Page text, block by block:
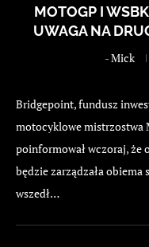
MOTOGP I
UWAGA NA
-Mick
Bridgepoint, fundusz
motocyklowe mistrzostwa
poinformował wczoraj, że
będzie zarządzała
wszedł…